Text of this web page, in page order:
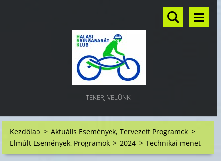
TEKERJ VELÜNK
Kezdőlap > Aktuális Események, Tervezett Programok >
Elmúlt Események, Programok > 2024 > Technikai menet